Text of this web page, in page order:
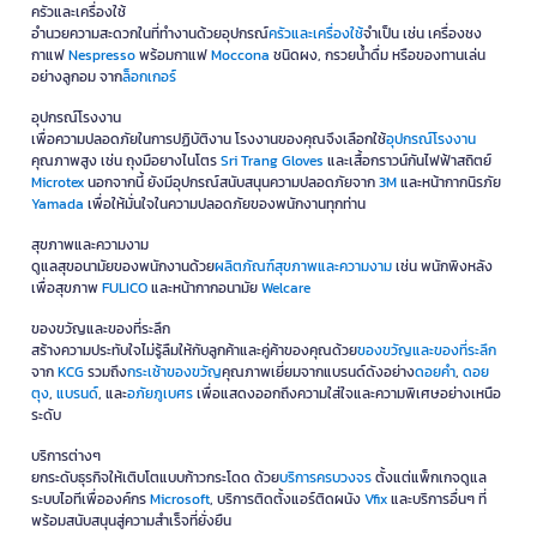
ครัวและเครื่องใช้
อำนวยความสะดวกในที่ทำงานด้วยอุปกรณ์ครัวและเครื่องใช้จำเป็น เช่น เครื่องชง
กาแฟNespressoพร้อมกาแฟMoccona ชนิดผง, กรวยน้ำดื่ม หรือของทานเล่น
อย่างลูกอม จากล็อกเกอร์
อุปกรณ์โรงงาน
เพื่อความปลอดภัยในการปฏิบัติงาน โรงงานของคุณจึงเลือกใช้อุปกรณ์โรงงาน
คุณภาพสูง เช่น ถุงมือยางไนโตรSri Trang Gloves และเสื้อกราวน์กันไฟฟ้าสถิตย์
Microtexนอกจากนี้ ยังมีอุปกรณ์สนับสนุนความปลอดภัยจาก3Mและหน้ากากนิรภัย
Yamada เพื่อให้มั่นใจในความปลอดภัยของพนักงานทุกท่าน
สุขภาพและความงาม
ดูแลสุขอนามัยของพนักงานด้วยผลิตภัณฑ์สุขภาพและความงามเช่น พนักพิงหลัง
เพื่อสุขภาพFULICOและหน้ากากอนามัยWelcare
ของขวัญและของที่ระลึก
สร้างความประทับใจไม่รู้ลืมให้กับลูกค้าและคู่ค้าของคุณด้วยของขวัญและของที่ระลึก
จากKCGรวมถึงกระเช้าของขวัญคุณภาพเยี่ยมจากแบรนด์ดังอย่างดอยคำ, ดอย
ตุง, แบรนด์, และอภัยภูเบศรเพื่อแสดงออกถึงความใส่ใจและความพิเศษอย่างเหนือ
ระดับ
บริการต่างๆ
ยกระดับธุรกิจให้เติบโตแบบก้าวกระโดด ด้วยบริการครบวงจรตั้งแต่แพ็กเกจดูแล
ระบบไอทีเพื่อองค์กรMicrosoft, บริการติดตั้งแอร์ติดผนังVfixและบริการอื่นๆ ที่
พร้อมสนับสนุนสู่ความสำเร็จที่ยั่งยืน